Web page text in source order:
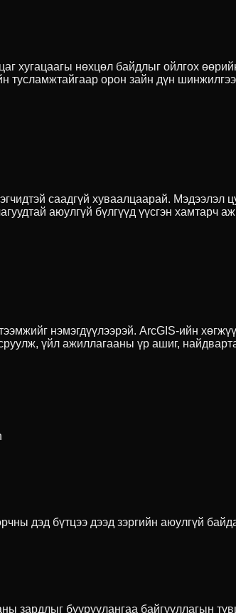
нөхцөл байдлыг ойлгох
орон зайн дүн
саадгүй хуваалцаарай. Мэдээлэл
аюулгүй бүлгүүд үүсгэн хамтарч
нэмэгдүүлээрэй. ArcGIS-ийн
үйл ажиллагааны үр ашиг,
дэд бүтцээ дээд зэргийн аюулгүй
зардлыг бууруулангаа байгууллагын